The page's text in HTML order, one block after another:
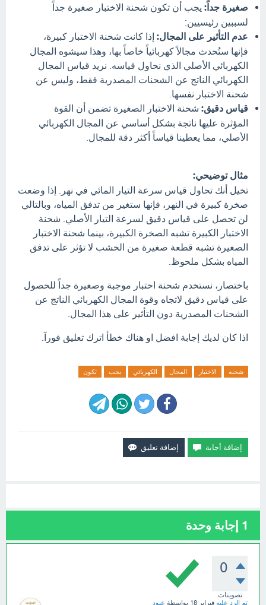
صغيرة جداً: يجب أن تكون شحنة الاختبار صغيرة جداً
لسببين رئيسيين:
عدم التأثير على المجال: إذا كانت شحنة الاختبار كبيرة،
فإنها ستُحدث مجالاً كهربائياً خاصاً بها، وهذا سيشوه المجال
الكهربائي الأصلي الذي نحاول قياسه. نريد قياس المجال
الكهربائي الناتج عن الشحنات المصدرية فقط، وليس عن
شحنة الاختبار نفسها.
قياس دقيق: شحنة الاختبار الصغيرة تضمن أن القوة
المؤثرة عليها ناتجة بشكل أساسي عن المجال الكهربائي
الأصلي، مما يعطينا قياساً أكثر دقة للمجال.
مثال توضيحي:
تخيل أنك تحاول قياس سرعة التيار المائي في نهر. إذا وضعت
صخرة كبيرة في النهر، فإنها ستغير من تدفق المياه، وبالتالي
لن تحصل على قياس دقيق لسرعة التيار الأصلي. شحنة
الاختبار الكبيرة تشبه الصخرة الكبيرة، بينما شحنة الاختبار
الصغيرة تشبه قطعة صغيرة من الخشب لا تؤثر على تدفق
المياه بشكل ملحوظ.
باختصار، نستخدم شحنة اختبار موجبة وصغيرة جداً للحصول
على قياس دقيق لاتجاه وقوة المجال الكهربائي الناتج عن
الشحنات المصدرية دون التأثير على هذا المجال.
اذا كان لديك إجابة افضل او هناك خطأ اترك تعليق فورآ.
شحنه الاختبار المجال الكهربائي يجب تكون
1 إجابة وحدة
0
تصويتات
تم الرد عليه فبراير 18 بواسطة عبود